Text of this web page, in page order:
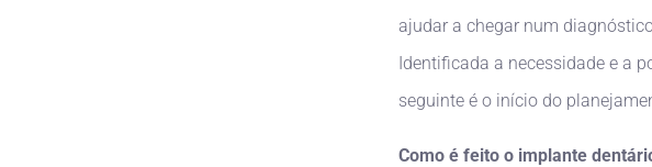
ajudar a chegar num
Identificada a necessidade e a
seguinte é o início do
Como é feito o implante